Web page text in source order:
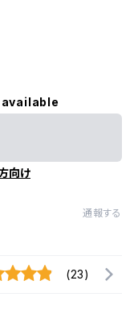
向け
通報する
(23)